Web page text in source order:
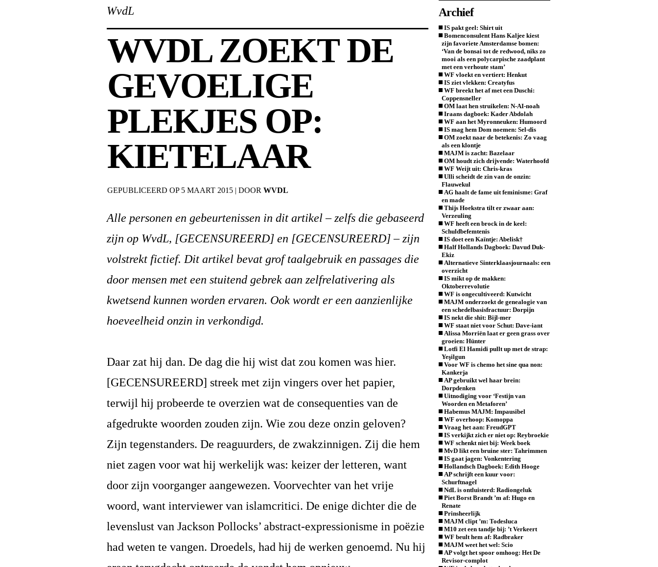
WvdL
WVDL ZOEKT DE
GEVOELIGE
PLEKJES OP:
KIETELAAR
GEPUBLICEERD OP 5 MAART 2015 |DOOR WVDL
Alle personen en gebeurtenissen in dit artikel – zelfs die gebaseerd
zijn op WvdL, [GECENSUREERD] en [GECENSUREERD] – zijn
volstrekt fictief. Dit artikel bevat grof taalgebruik en passages die
door mensen met een stuitend gebrek aan zelfrelativering als
kwetsend kunnen worden ervaren. Ook wordt er een aanzienlijke
hoeveelheid onzin in verkondigd.
Daar zat hij dan. De dag die hij wist dat zou komen was hier.
[GECENSUREERD] streek met zijn vingers over het papier,
terwijl hij probeerde te overzien wat de consequenties van de
afgedrukte woorden zouden zijn. Wie zou deze onzin geloven?
Zijn tegenstanders. De reaguurders, de zwakzinnigen. Zij die hem
niet zagen voor wat hij werkelijk was: keizer der letteren, want
door zijn voorganger aangewezen. Voorvechter van het vrije
woord, want interviewer van islamcritici. De enige dichter die de
levenslust van Jackson Pollocks’ abstract-expressionisme in poëzie
had weten te vangen. Droedels, had hij de werken genoemd. Nu hij
Archief
IS pakt geel: Shirt uit
Bomenconsulent Hans Kaljee kiest
zijn favoriete Amsterdamse bomen:
‘Van de bonsai tot de redwood, niks zo
mooi als een polycarpische zaadplant
met een verhoute stam’
WF vloekt en vertiert: Henkut
IS ziet vlekken: Creatyfus
WF breekt het af met een Duschi:
Coppensneller
OM laat hen struikelen: N-AI-noah
Iraans dagboek: Kader Abdolah
WF aan het Myronneuken: Humoord
IS mag hem Dom noemen: Sel-dis
OM zoekt naar de betekenis: Zo vaag
als een klontje
MAJM is zacht: Bazelaar
OM houdt zich drijvende: Waterhoofd
WF Weijt uit: Chris-kras
Ulli scheidt de zin van de onzin:
Flauwekul
AG haalt de fame uit feminisme: Graf
en made
Thijs Hoekstra tilt er zwaar aan:
Verzeuling
WF heeft een brock in de keel:
Schuldbefemtenis
IS doet een Kaïntje: Abelisk†
Half Hollands Dagboek: Davud Duk-
Ekiz
Alternatieve Sinterklaasjournaals: een
overzicht
IS mikt op de makken:
Oktoberrevolutie
WF is ongecultiveerd: Kutwicht
MAJM onderzoekt de genealogie van
een schedelbasisfractuur: Dorpijn
IS nekt die shit: Bijl-mer
WF staat niet voor Schut: Dave-iant
Alissa Morriën laat er geen grass over
groeien: Hünter
Lotfi El Hamidi pullt up met de strap:
Yeşilgun
Voor WF is chemo het sine qua non:
Kankerja
AP gebruikt wel haar brein:
Dorpdenken
Uitnodiging voor ‘Festijn van
Woorden en Metaforen’
Habemus MAJM: Impausibel
WF overhoop: Komoppa
Vraag het aan: FreudGPT
IS verkijkt zich er niet op: Reybroekie
WF schenkt niet bij: Week boek
MvD likt een bruine ster: Tahrimmen
IS gaat jagen: Vonkentering
Hollandsch Dagboek: Edith Hooge
AP schrijft een kuur voor:
Schurftnagel
NdL is ontluisterd: Radiongeluk
Piet Borst Brandt ’m af: Hugo en
Renate
Prinsheerlijk
MAJM clipt ’m: Todesluca
M10 zet een tandje bij: ’t Verkeert
WF beult hem af: Radbraker
MAJM weet het wel: Scio
AP volgt het spoor omhoog: Het De
Revisor-complot